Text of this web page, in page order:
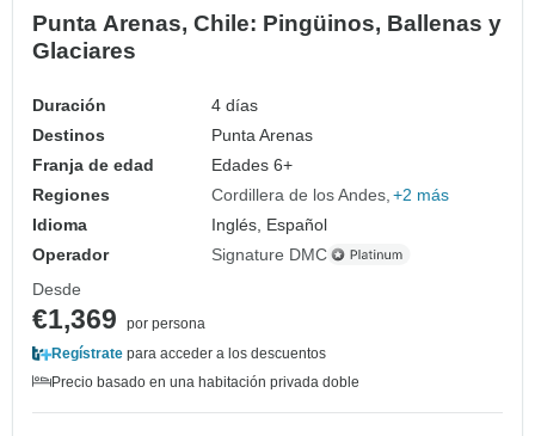
Punta Arenas, Chile: Pingüinos, Ballenas y
Glaciares
Duración
4 días
Destinos
Punta Arenas
Franja de edad
Edades 6+
Regiones
Cordillera de los Andes +2 más
Idioma
Inglés, Español
Operador
Signature DMC
Desde
€1,369
por persona
Regístrate para acceder a los descuentos
Precio basado en una habitación privada doble